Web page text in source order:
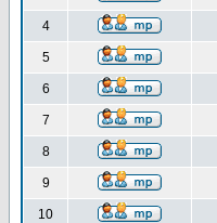
4
5
6
7
8
9
10